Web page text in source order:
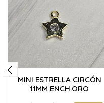
MINI ESTRELLA CIRCÓN
11MM ENCH.ORO